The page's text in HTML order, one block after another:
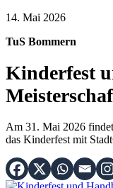
14. Mai 2026
TuS Bommern
Kinderfest
Am 31. Mai 2026
das Kinderfest mit